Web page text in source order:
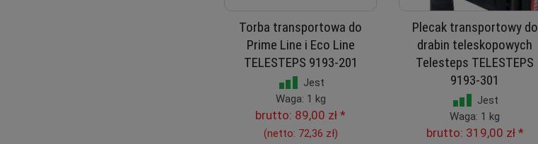
Torba transportowa do
Prime Line i Eco Line
TELESTEPS 9193-201
Jest
Waga: 1 kg
brutto: 89,00 zł *
(netto: 72,36 zł)
Plecak transportowy do
drabin teleskopowych
Telesteps TELESTEPS
9193-301
Jest
Waga: 1 kg
brutto: 319,00 zł*